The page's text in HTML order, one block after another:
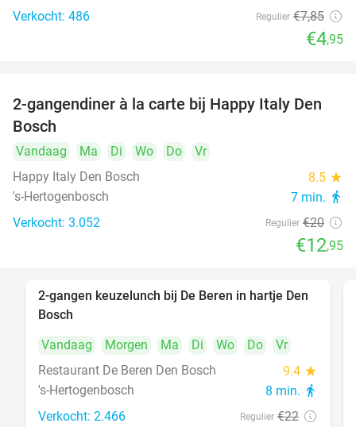
Verkocht: 486 Regulier €7,85
€4,95
35%
2-gangendiner à la carte bij Happy Italy Den
Bosch
Vandaag Ma Di Wo Do
Vr
Happy Italy Den Bosch
8.5 star
's-Hertogenbosch 7 min. directions_walk
Verkocht: 3.052 Regulier €20
€12,95
43%
2-gangen keuzelunch bij De Beren in hartje Den
Bosch
Vandaag
Morgen Ma Di Wo Do
Vr
Restaurant De Beren Den Bosch
9.4 star
's-Hertogenbosch 8 min. directions_walk
Verkocht: 2.466 Regulier €22